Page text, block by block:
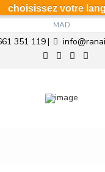
MAD
351 119|
choisissez votre